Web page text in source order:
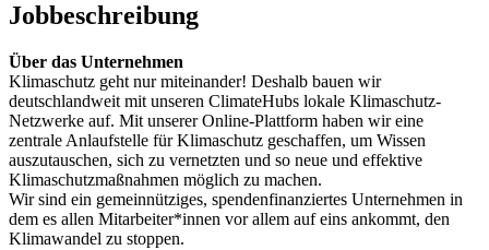
Jobbeschreibung
Über das Unternehmen
Klimaschutz geht nur miteinander! Deshalb bauen wir
deutschlandweit mit unseren ClimateHubs lokale Klimaschutz-
Netzwerke auf. Mit unserer Online-Plattform haben wir eine
zentrale Anlaufstelle für Klimaschutz geschaffen, um Wissen
auszutauschen, sich zu vernetzten und so neue und effektive
Klimaschutzmaßnahmen möglich zu machen.
Wir sind ein gemeinnütziges, spendenfinanziertes Unternehmen in
dem es allen Mitarbeiter*innen vor allem auf eins ankommt, den
Klimawandel zu stoppen.